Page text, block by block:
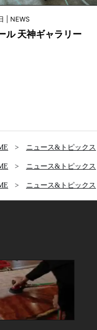
| NEWS
天神ギャラリー
ニュース&トピックス
ニュース&トピックス
ニュース&トピックス